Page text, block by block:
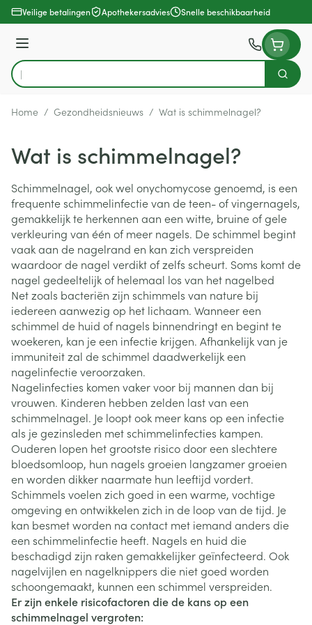
Ga naar de inhoud
Veilige betalingen Apothekersadvies Snelle beschikbaarheid
Menu
Product, merk, categorie...
Zoek
Home / Gezondheidsnieuws / Wat is schimmelnagel?
Wat is schimmelnagel?
Schimmelnagel, ook wel onychomycose genoemd, is een
frequente schimmelinfectie van de teen- of vingernagels,
gemakkelijk te herkennen aan een witte, bruine of gele
verkleuring van één of meer nagels. De schimmel begint
vaak aan de nagelrand en kan zich verspreiden
waardoor de nagel verdikt of zelfs scheurt. Soms komt de
nagel gedeeltelijk of helemaal los van het nagelbed
Net zoals bacteriën zijn schimmels van nature bij
iedereen aanwezig op het lichaam. Wanneer een
schimmel de huid of nagels binnendringt en begint te
woekeren, kan je een infectie krijgen. Afhankelijk van je
immuniteit zal de schimmel daadwerkelijk een
nagelinfectie veroorzaken.
Nagelinfecties komen vaker voor bij mannen dan bij
vrouwen. Kinderen hebben zelden last van een
schimmelnagel. Je loopt ook meer kans op een infectie
als je gezinsleden met schimmelinfecties kampen.
Ouderen lopen het grootste risico door een slechtere
bloedsomloop, hun nagels groeien langzamer groeien
en worden dikker naarmate hun leeftijd vordert.
Schimmels voelen zich goed in een warme, vochtige
omgeving en ontwikkelen zich in de loop van de tijd. Je
kan besmet worden na contact met iemand anders die
een schimmelinfectie heeft. Nagels en huid die
beschadigd zijn raken gemakkelijker geïnfecteerd. Ook
nagelvijlen en nagelknippers die niet goed worden
schoongemaakt, kunnen een schimmel verspreiden.
Er zijn enkele risicofactoren die de kans op een
schimmelnagel vergroten: